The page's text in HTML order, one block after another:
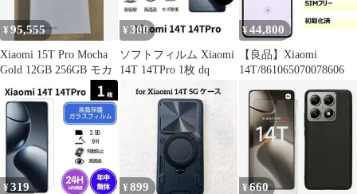
¥95,555
Xiaomi 15T Pro Mocha
Gold 12GB 256GB モカ
¥ 300
ソフトフィルム Xiaomi
14T 14TPro 1枚 dq
¥44,800
【良品】Xiaomi
14T/861065070078606
¥319 ¥899 ¥660